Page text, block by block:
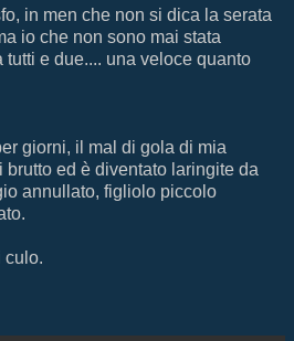
in men che non si dica la serata
io che non sono mai stata
e due.... una veloce quanto
giorni, il mal di gola di mia
brutto ed è diventato laringite da
annullato, figliolo piccolo
culo.